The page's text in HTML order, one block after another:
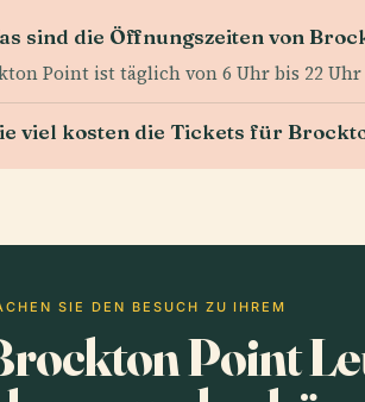
sind die Öffnungszeiten von
Point ist täglich von 6 Uhr bis 22 Uhr
viel kosten die Tickets für
SIE DEN BESUCH ZU IHREM
Point